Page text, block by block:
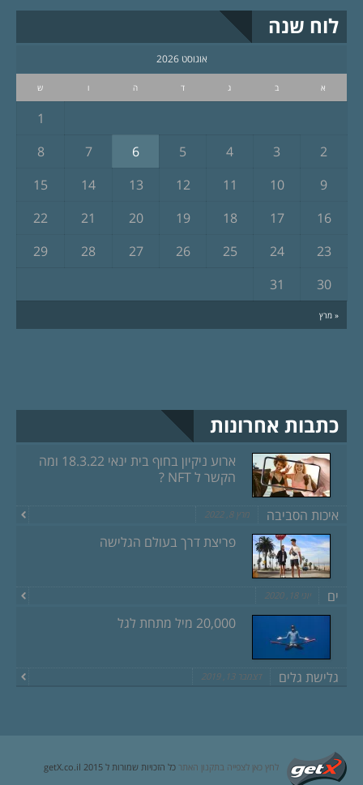
לוח שנה
אוגוסט 2026
א ב ג ד ה ו ש
« מרץ
1
2
3
4
5
6
7
8
9
10
11
12
13
14
15
16
17
18
19
20
21
22
23
24
25
26
27
28
29
30
31
כתבות אחרונות
ארוע ניקיון בחוף בית ינאי 18.3.22 ומה
הקשר ל NFT ?
איכות הסביבה מרץ 8, 2022
פריצת דרך בעולם הגלישה
ים יוני 18, 2020
20,000 מיל מתחת לגל
גלישת גלים דצמבר 13, 2019
לחץ כאן לצפייה בתקנון האתר כל הזכויות שמורות ל getX.co.il 2015